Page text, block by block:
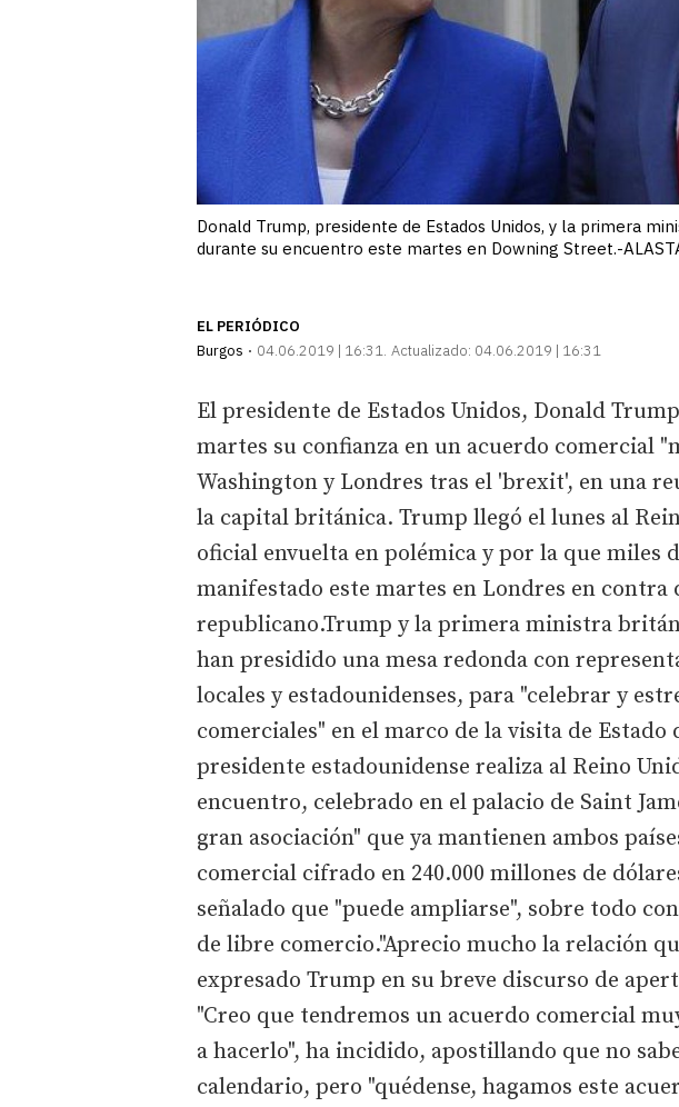
Donald Trump, presidente de Estados Unidos, y la primera
durante su encuentro este martes en Downing Street.-
EL PERIÓDICO
Burgos
04.06.2019 | 16:31 Actualizado: 04.06.2019 | 16:31
El presidente de Estados Unidos, Donald
martes su confianza en un acuerdo comercial
Washington y Londres tras el 'brexit', en una
la capital británica. Trump llegó el lunes al
oficial envuelta en polémica y por la que miles
manifestado este martes en Londres en contra
republicano.Trump y la primera ministra
han presidido una mesa redonda con
locales y estadounidenses, para "celebrar y
comerciales" en el marco de la visita de Estado
presidente estadounidense realiza al Reino
encuentro, celebrado en el palacio de Saint
gran asociación" que ya mantienen ambos
comercial cifrado en 240.000 millones de
señalado que "puede ampliarse", sobre todo
de libre comercio."Aprecio mucho la relación
expresado Trump en su breve discurso de
"Creo que tendremos un acuerdo comercial
a hacerlo", ha incidido, apostillando que no
calendario, pero "quédense, hagamos este